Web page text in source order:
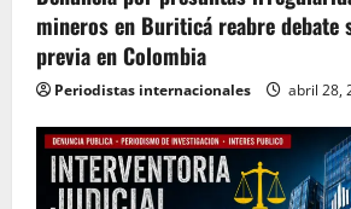
mineros en Buriticá reabre debate
previa en Colombia
Periodistas internacionales abril 28,